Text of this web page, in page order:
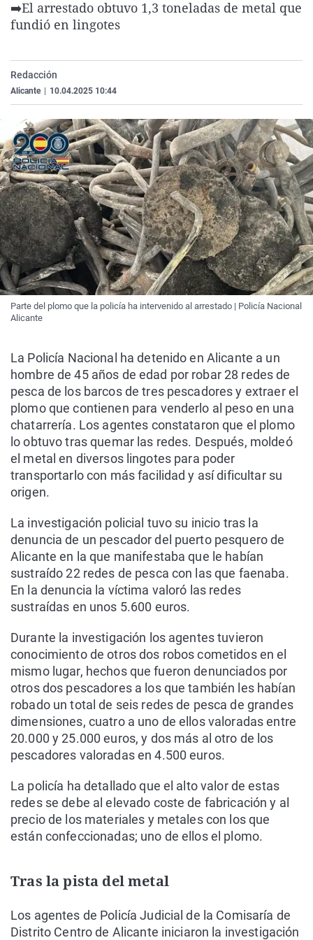
La rosa de los vientos
Como el perro y el
Caso
Equipo de
Extremadura
La Rioja
País Vasco
Virales
Elecciones
➡️El arrestado obtuvo 1,3 toneladas de metal que
fundió en lingotes
Redacción
Alicante 10.04.2025 10:44
Parte del plomo que la policía ha intervenido al arrestado | Policía Nacional
Alicante
La Policía Nacional ha detenido en Alicante a un
hombre de 45 años de edad por robar 28 redes de
pesca de los barcos de tres pescadores y extraer el
plomo que contienen para venderlo al peso en una
chatarrería. Los agentes constataron que el plomo
lo obtuvo tras quemar las redes. Después, moldeó
el metal en diversos lingotes para poder
transportarlo con más facilidad y así dificultar su
origen.
La investigación policial tuvo su inicio tras la
denuncia de un pescador del puerto pesquero de
Alicante en la que manifestaba que le habían
sustraído 22 redes de pesca con las que faenaba.
En la denuncia la víctima valoró las redes
sustraídas en unos 5.600 euros.
Durante la investigación los agentes tuvieron
conocimiento de otros dos robos cometidos en el
mismo lugar, hechos que fueron denunciados por
otros dos pescadores a los que también les habían
robado un total de seis redes de pesca de grandes
dimensiones, cuatro a uno de ellos valoradas entre
20.000 y 25.000 euros, y dos más al otro de los
pescadores valoradas en 4.500 euros.
La policía ha detallado que el alto valor de estas
redes se debe al elevado coste de fabricación y al
precio de los materiales y metales con los que
están confeccionadas; uno de ellos el plomo.
Tras la pista del metal
Los agentes de Policía Judicial de la Comisaría de
Distrito Centro de Alicante iniciaron la investigación